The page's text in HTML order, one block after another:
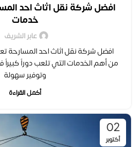
افضل شركة نقل اثاث احد
خدمات
عابر الشريف
افضل شركة نقل اثاث احد المسارحة
من أهم الخدمات التي تلعب دوراً
وتوفير سهولة
أكمل القراءة
02
أكتوبر